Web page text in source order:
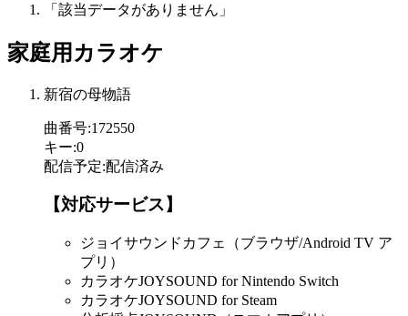
「該当データがありません」
家庭用カラオケ
新宿の母物語
曲番号:172550
キー:0
配信予定:配信済み
【対応サービス】
ジョイサウンドカフェ（ブラウザ/Android TV ア
プリ）
カラオケJOYSOUND for Nintendo Switch
カラオケJOYSOUND for Steam